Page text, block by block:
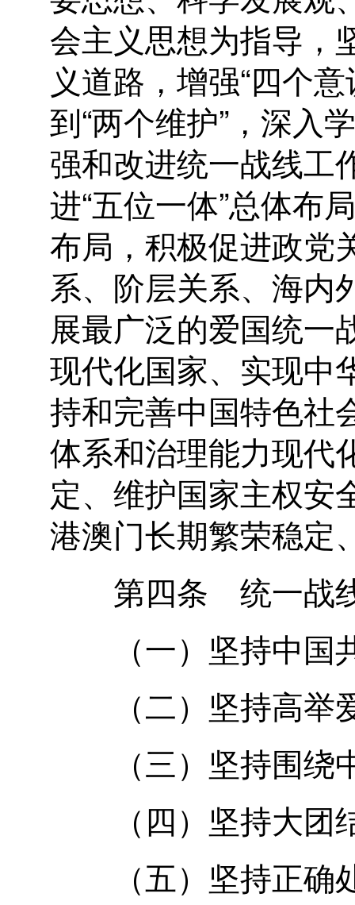
会主义思想为指导，
义道路，增强“四个
到“两个维护”，深入
强和改进统一战线工
进“五位一体”总体布
布局，积极促进政党
系、阶层关系、海内
展最广泛的爱国统一
现代化国家、实现中
持和完善中国特色社
体系和治理能力现代
定、维护国家主权安
港澳门长期繁荣稳定
第四条 统一战线
（一）坚持中国
（二）坚持高举
（三）坚持围绕
（四）坚持大团
（五）坚持正确